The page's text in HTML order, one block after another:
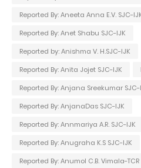
Reported By: Aneeta Anna E.V. SJC-
Reported By: Anet Shabu SJC-IJK
Reported by: Anishma V. H.SJC-IJK
Reported By: Anita Jojet SJC-IJK
Reported By: Anjana Sreekumar SJC-
Reported By: AnjanaDas SJC-IJK
Reported By: Annmariya A.R. SJC-IJK
Reported By: Anugraha K.S SJC-IJK
Reported By: Anumol C.B. Vimala-TCR